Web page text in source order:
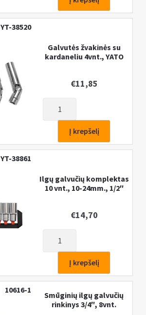
rinkinys
1/2″,
kampė,
9
22mm
YT-38520
Galvutės žvakinės su
kardaneliu 4vnt., YATO
€11,85
Galvutės
žvakinės
su
4vnt.,
YATO
Į krepšelį
YT-38861
Ilgų galvučių komplektas
10 vnt., 10-24mm., 1/2″
€14,70
galvučių
komplektas
10
vnt.,
Į krepšelį
10616-1
Smūginių ilgų galvučių
rinkinys 3/4″, 8vnt.